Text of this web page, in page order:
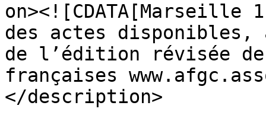
des actes disponibles,
de l’édition révisée
françaises
</description>